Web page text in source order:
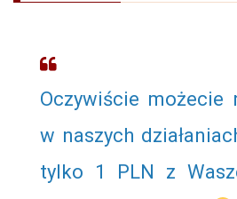
Oczywiście możecie
w naszych
tylko 1 PLN z